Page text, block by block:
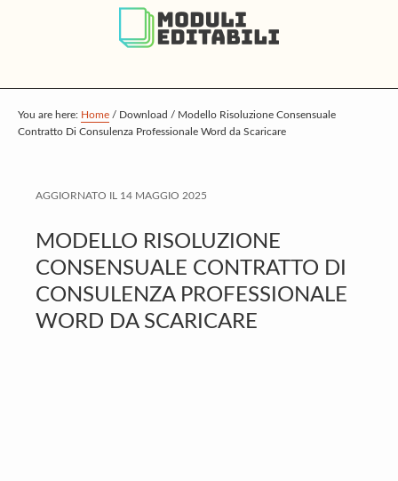
p
t
a
n
c
o
n
p
t
r
m
a
r
y
p
t
o
t
e
r
You are here: Home / Download / Modello Risoluzione Consensuale
Contratto Di Consulenza Professionale Word da Scaricare
AGGIORNATO IL 14 MAGGIO 2025
MODELLO RISOLUZIONE
CONSENSUALE CONTRATTO DI
CONSULENZA PROFESSIONALE
WORD DA SCARICARE